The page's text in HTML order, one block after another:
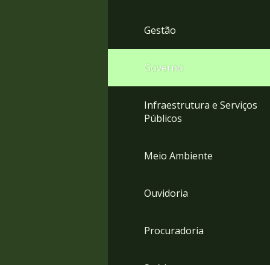
Gestão
Governo
Infraestrutura e Serviços
Públicos
Meio Ambiente
Ouvidoria
Procuradoria